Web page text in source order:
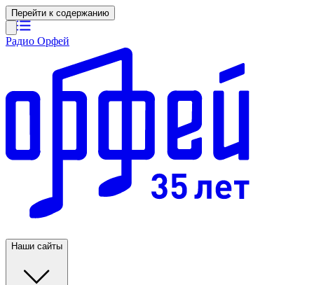
Перейти к содержанию
Радио Орфей
Наши сайты